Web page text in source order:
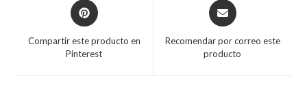
Compartir este producto en
Pinterest
Recomendar por correo este
producto